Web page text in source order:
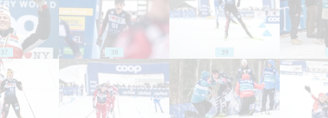
37 38 39